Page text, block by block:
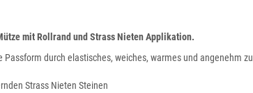
mit Rollrand und Strass Nieten Applikation.
durch elastisches, weiches, warmes und angenehm zu
Strass Nieten Steinen